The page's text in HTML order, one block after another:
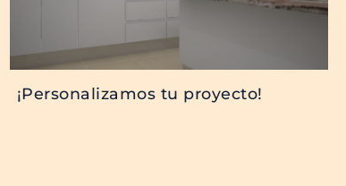
¡Personalizamos tu proyecto!